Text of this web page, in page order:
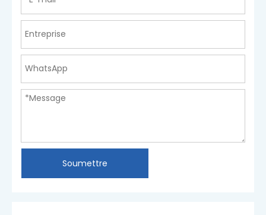
Soumettre